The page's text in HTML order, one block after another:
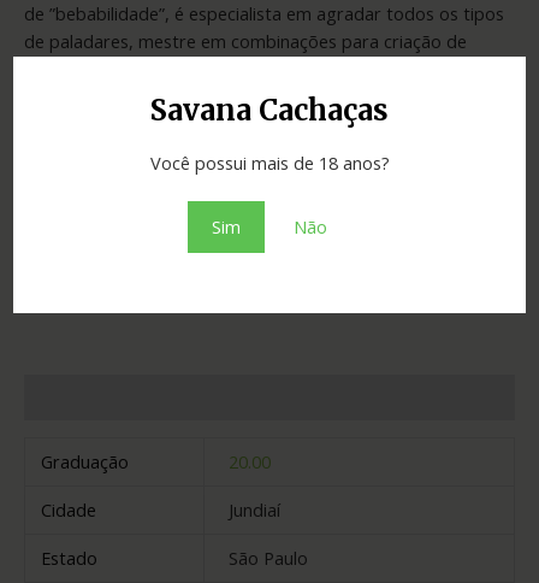
Savana Cachaças
Você possui mais de 18 anos?
Sim Não
de ”bebabilidade”, é especialista em agradar todos os tipos
de paladares, mestre em combinações para criação de
com um simples shot.
Graduação
20.00
Cidade
Jundiaí
Estado
São Paulo